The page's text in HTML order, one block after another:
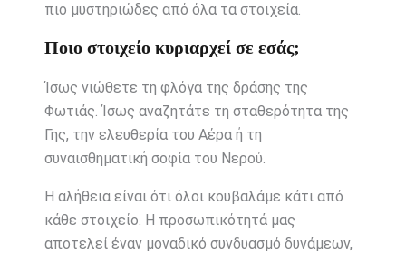
πιο μυστηριώδες από όλα τα στοιχεία.
Ποιο στοιχείο κυριαρχεί σε εσάς;
Ίσως νιώθετε τη φλόγα της δράσης της
Φωτιάς. Ίσως αναζητάτε τη σταθερότητα της
Γης, την ελευθερία του Αέρα ή τη
συναισθηματική σοφία του Νερού.
Η αλήθεια είναι ότι όλοι κουβαλάμε κάτι από
κάθε στοιχείο. Η προσωπικότητά μας
αποτελεί έναν μοναδικό συνδυασμό δυνάμεων,